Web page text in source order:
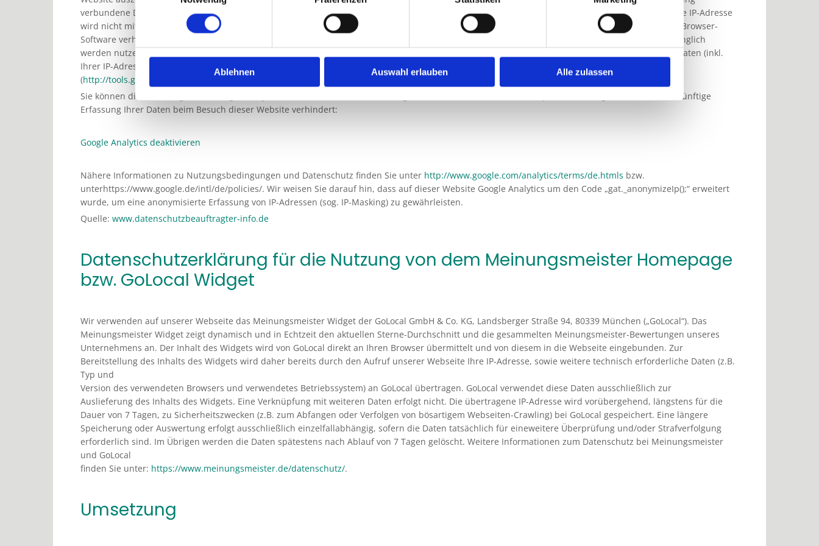
Ablehnen Auswahl erlauben Alle zulassen
verbundene Dienstleistungen gegenüber dem Websitebetreiber zu erbringen. Die im Rahmen von Google Analytics von Ihrem Browser übermittelte IP-Adresse
wird nicht mit anderen Daten von Google zusammengeführt. Sie können die Speicherung der Cookies durch eine entsprechende Einstellung Ihrer Browser-
Software verhindern; wir weisen Sie jedoch darauf hin, dass Sie in diesem Fall gegebenenfalls nicht sämtliche Funktionen dieser Website vollumfänglich
werden nutzen können. Sie können darüber hinaus die Erfassung der durch das Cookie erzeugten und auf Ihre Nutzung der Website bezogenen Daten (inkl.
Ihrer IP-Adresse) an Google sowie die Verarbeitung dieser Daten durch Google verhindern, indem Sie das unter dem folgenden Link
(http://tools.google.com/dlpage/gaoptout?hl=de
) verfügbare Browser-Plugin herunterladen und installieren.
Sie können die Erfassung durch Google Analytics verhindern, indem Sie auf folgenden Link klicken. Es wird ein Opt-Out-Cookie gesetzt, das die zukünftige
Erfassung Ihrer Daten beim Besuch dieser Website verhindert:
Google Analytics deaktivieren
Nähere Informationen zu Nutzungsbedingungen und Datenschutz finden Sie unter http://www.google.com/analytics/terms/de.htmls bzw.
unterhttps://www.google.de/intl/de/policies/. Wir weisen Sie darauf hin, dass auf dieser Website Google Analytics um den Code „gat._anonymizeIp();“ erweitert
wurde, um eine anonymisierte Erfassung von IP-Adressen (sog. IP-Masking) zu gewährleisten.
Quelle: www.datenschutzbeauftragter-info.de
Datenschutzerklärung für die Nutzung von dem Meinungsmeister Homepage
bzw. GoLocal Widget
Wir verwenden auf unserer Webseite das Meinungsmeister Widget der GoLocal GmbH & Co. KG, Landsberger Straße 94, 80339 München („GoLocal“). Das
Meinungsmeister Widget zeigt dynamisch und in Echtzeit den aktuellen Sterne-Durchschnitt und die gesammelten Meinungsmeister-Bewertungen unseres
Unternehmens an. Der Inhalt des Widgets wird von GoLocal direkt an Ihren Browser übermittelt und von diesem in die Webseite eingebunden. Zur
Bereitstellung des Inhalts des Widgets wird daher bereits durch den Aufruf unserer Webseite Ihre IP-Adresse, sowie weitere technisch erforderliche Daten (z.B.
Typ und
Version des verwendeten Browsers und verwendetes Betriebssystem) an GoLocal übertragen. GoLocal verwendet diese Daten ausschließlich zur
Auslieferung des Inhalts des Widgets. Eine Verknüpfung mit weiteren Daten erfolgt nicht. Die übertragene IP-Adresse wird vorübergehend, längstens für die
Dauer von 7 Tagen, zu Sicherheitszwecken (z.B. zum Abfangen oder Verfolgen von bösartigem Webseiten-Crawling) bei GoLocal gespeichert. Eine längere
Speicherung oder Auswertung erfolgt ausschließlich einzelfallabhängig, sofern die Daten tatsächlich für eineweitere Überprüfung und/oder Strafverfolgung
erforderlich sind. Im Übrigen werden die Daten spätestens nach Ablauf von 7 Tagen gelöscht. Weitere Informationen zum Datenschutz bei Meinungsmeister
und GoLocal
finden Sie unter: https://www.meinungsmeister.de/datenschutz/.
Umsetzung